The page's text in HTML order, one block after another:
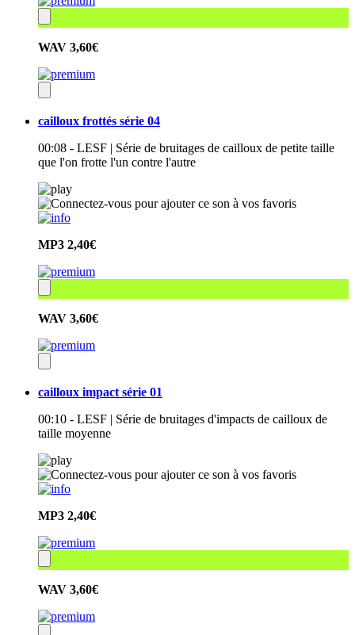
WAV 3,60€
cailloux frottés série 04
00:08 - LESF | Série de bruitages de cailloux de petite taille
que l'on frotte l'un contre l'autre
MP3 2,40€
WAV 3,60€
cailloux impact série 01
00:10 - LESF | Série de bruitages d'impacts de cailloux de
taille moyenne
MP3 2,40€
WAV 3,60€